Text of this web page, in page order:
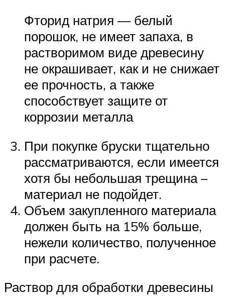
Фторид натрия — белый
порошок, не имеет запаха, в
растворимом виде древесину
не окрашивает, как и не снижает
ее прочность, а также
способствует защите от
коррозии металла
При покупке бруски тщательно
рассматриваются, если имеется
хотя бы небольшая трещина –
материал не подойдет.
Объем закупленного материала
должен быть на 15% больше,
нежели количество, полученное
при расчете.
Раствор для обработки древесины